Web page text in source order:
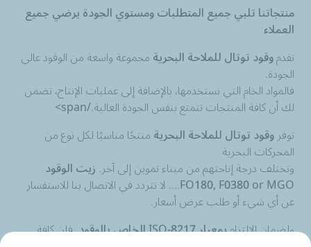
منتجاتنا تلبي جميع المتطلبات ومستوي الجودة يرضي جميع
العملاء
تقدموقود توتال للملاحة البحريةمجموعة واسعة من الوقود عالي
الجودة.
فالمواد الخام التي نستخدمها، بالإضافة إلى عمليات الإنتاج، تضمن
لك أن كافة المنتجات تتمتع بنفس الجودة العالية./span>
توفروقود توتال للملاحة البحريةمنتجًا مناسبًا لكل نوع من
المحركات البحرية
وتختلف درجة إتاحتهم من ميناء تموين إلى آخر.زيت الوقود
FO180, F0380 or MGO.... لا تتردد في الاتصال بنا للاستفسار
عن أي شيء أو طلب عرض أسعار.
ولضمان الالتزامبمعيار ISO-8217 الخاص بالوقود , فإن كافة